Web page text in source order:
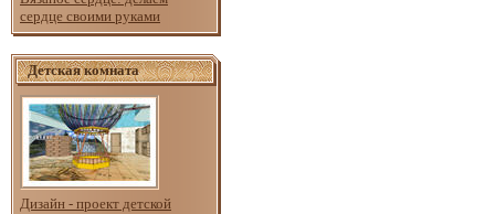
сердце своими руками
Детская комната
Дизайн - проект детской